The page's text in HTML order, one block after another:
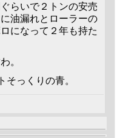
らいで２トンの安売
油漏れとローラーの
になって２年も持た
。
っくりの青。